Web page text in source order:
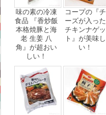
味の素の冷凍
食品 『香炒飯
本格焼豚と海
老 生姜 八
角』が超おい
しい！
コープの『チ
ーズが入った
チキンナゲッ
ト』が美味し
い！